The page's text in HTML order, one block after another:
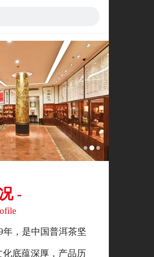
，是中国普洱茶坚
底蕴深厚，产品历
-